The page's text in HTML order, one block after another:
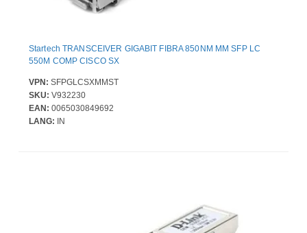
Startech TRANSCEIVER GIGABIT FIBRA 850NM MM SFP LC
550M COMP CISCO SX
VPN: SFPGLCSXMMST
SKU: V932230
EAN: 0065030849692
LANG: IN